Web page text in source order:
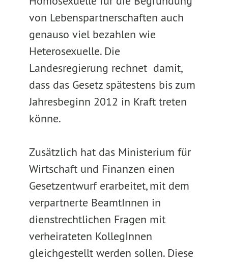
von Lebenspartnerschaften auch
genauso viel bezahlen wie
Heterosexuelle. Die
Landesregierung rechnet damit,
dass das Gesetz spätestens bis zum
Jahresbeginn 2012 in Kraft treten
könne.
Zusätzlich hat das Ministerium für
Wirtschaft und Finanzen einen
Gesetzentwurf erarbeitet, mit dem
verpartnerte BeamtInnen in
dienstrechtlichen Fragen mit
verheirateten KollegInnen
gleichgestellt werden sollen. Diese